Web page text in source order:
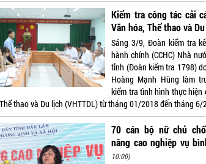
Kiểm tra công tác cải
Văn hóa, Thể thao và
Sáng 3/9, Đoàn kiểm tra
hành chính (CCHC) Nhà
tỉnh (Đoàn kiểm tra 1798)
Hoàng Mạnh Hùng làm
kiểm tra tình hình thực hiện
thao và Du lịch (VHTTDL) từ tháng 01/2018 đến tháng 6/
70 cán bộ nữ chủ
nâng cao nghiệp vụ
10:00)